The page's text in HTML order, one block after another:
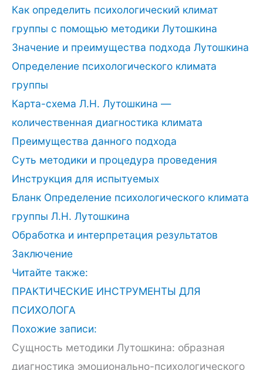
Как определить психологический климат
группы с помощью методики Лутошкина
Значение и преимущества подхода Лутошкина
Определение психологического климата
группы
Карта-схема Л.Н. Лутошкина —
количественная диагностика климата
Преимущества данного подхода
Суть методики и процедура проведения
Инструкция для испытуемых
Бланк Определение психологического климата
группы Л.Н. Лутошкина
Обработка и интерпретация результатов
Заключение
Читайте также:
ПРАКТИЧЕСКИЕ ИНСТРУМЕНТЫ ДЛЯ
ПСИХОЛОГА
Похожие записи:
Сущность методики Лутошкина: образная
диагностика эмоционально-психологического